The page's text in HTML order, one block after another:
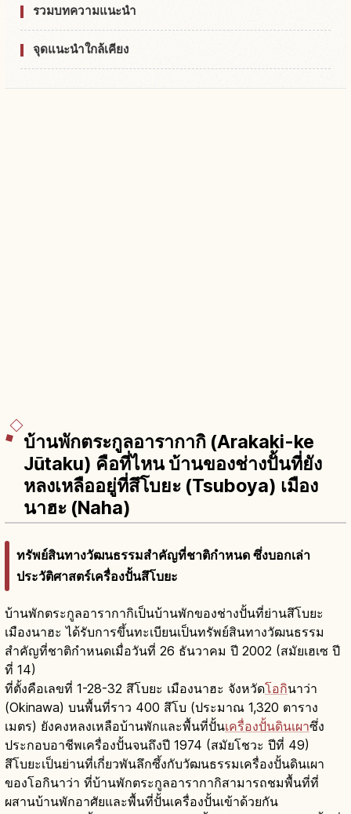
รวมบทความแนะนำ
จุดแนะนำใกล้เคียง
บ้านพักตระกูลอารากากิ (Arakaki-ke
Jūtaku) คือที่ไหน บ้านของช่างปั้นที่ยัง
หลงเหลืออยู่ที่สึโบยะ (Tsuboya) เมือง
นาฮะ (Naha)
ทรัพย์สินทางวัฒนธรรมสำคัญที่ชาติกำหนด ซึ่งบอกเล่า
ประวัติศาสตร์เครื่องปั้นสึโบยะ
บ้านพักตระกูลอารากากิเป็นบ้านพักของช่างปั้นที่ย่านสึโบยะ
เมืองนาฮะ ได้รับการขึ้นทะเบียนเป็นทรัพย์สินทางวัฒนธรรม
สำคัญที่ชาติกำหนดเมื่อวันที่ 26 ธันวาคม ปี 2002 (สมัยเฮเซ ปี
ที่ 14)
ที่ตั้งคือเลขที่ 1-28-32 สึโบยะ เมืองนาฮะ จังหวัดโอกินาว่า
(Okinawa) บนพื้นที่ราว 400 สึโบ (ประมาณ 1,320 ตาราง
เมตร) ยังคงหลงเหลือบ้านพักและพื้นที่ปั้นเครื่องปั้นดินเผาซึ่ง
ประกอบอาชีพเครื่องปั้นจนถึงปี 1974 (สมัยโชวะ ปีที่ 49)
สึโบยะเป็นย่านที่เกี่ยวพันลึกซึ้งกับวัฒนธรรมเครื่องปั้นดินเผา
ของโอกินาว่า ที่บ้านพักตระกูลอารากากิสามารถชมพื้นที่ที่
ผสานบ้านพักอาศัยและพื้นที่ปั้นเครื่องปั้นเข้าด้วยกัน